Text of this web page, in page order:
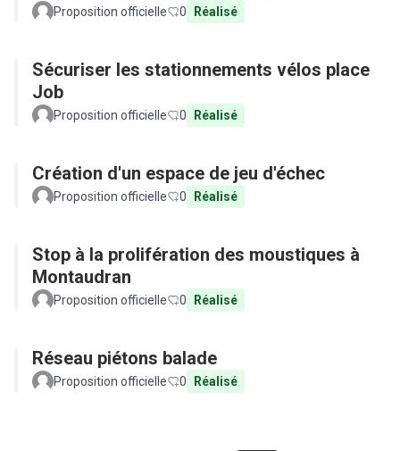
Proposition officielle 0 Réalisé
Sécuriser les stationnements vélos place
Job
Proposition officielle 0 Réalisé
Création d'un espace de jeu d'échec
Proposition officielle 0 Réalisé
Stop à la prolifération des moustiques à
Montaudran
Proposition officielle 0 Réalisé
Réseau piétons balade
Proposition officielle 0 Réalisé